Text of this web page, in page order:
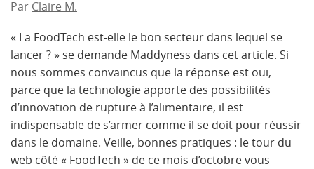
Par Claire M.
« La FoodTech est-elle le bon secteur dans lequel se
lancer ? » se demande Maddyness dans cet article. Si
nous sommes convaincus que la réponse est oui,
parce que la technologie apporte des possibilités
d’innovation de rupture à l’alimentaire, il est
indispensable de s’armer comme il se doit pour réussir
dans le domaine. Veille, bonnes pratiques : le tour du
web côté « FoodTech » de ce mois d’octobre vous